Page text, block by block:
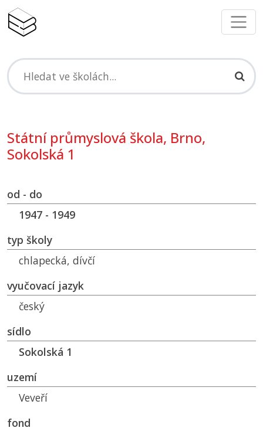
Státní průmyslová škola, Brno,
Sokolská 1
od - do
1947 - 1949
typ školy
chlapecká, dívčí
vyučovací jazyk
český
sídlo
Sokolská 1
uzemí
Veveří
fond